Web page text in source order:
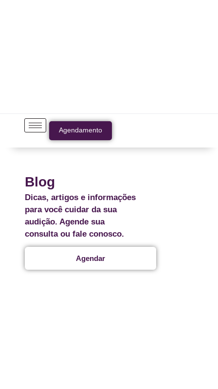
Agendamento
Blog
Dicas, artigos e informações
para você cuidar da sua
audição. Agende sua
consulta ou fale conosco.
Agendar